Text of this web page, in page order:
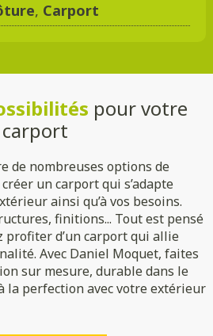
, Carport
pour votre
carport
de nombreuses options de
un carport qui s’adapte
ainsi qu’à vos besoins.
finitions... Tout est pensé
profiter d’un carport qui allie
Avec Daniel Moquet, faites
sur mesure, durable dans le
la perfection avec votre extérieur
Camping-car
Adossée
boisColoris au choix
Opaque